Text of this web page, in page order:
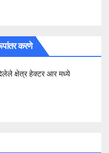
करणे
क्षेत्र हेक्टर आर मध्ये